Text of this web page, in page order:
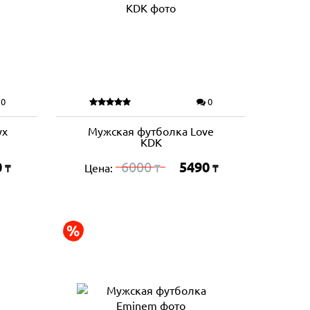
₸
0
Мужская футболка Love
KDK
Цена: 6000₸ 5490 ₸